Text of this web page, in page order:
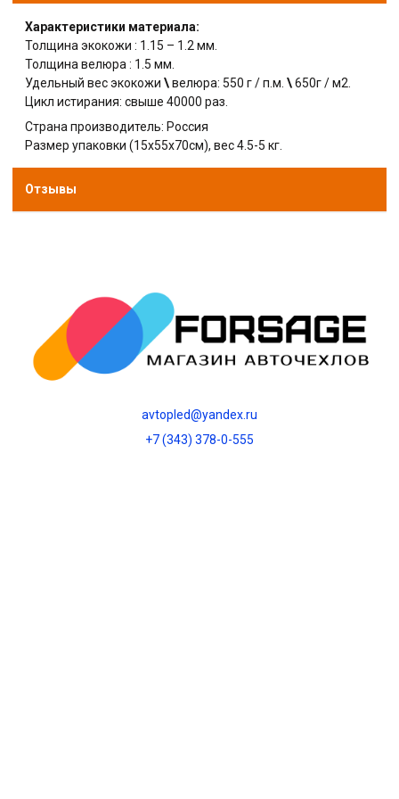
Характеристики материала:
Толщина экокожи : 1.15 – 1.2 мм.
Толщина велюра : 1.5 мм.
Удельный вес экокожи\велюра: 550 г / п.м.\650г / м2.
Цикл истирания: свыше 40000 раз.
Страна производитель: Россия
Размер упаковки (15х55х70см), вес 4.5-5 кг.
Отзывы
avtopled@yandex.ru
+7 (343) 378-0-555